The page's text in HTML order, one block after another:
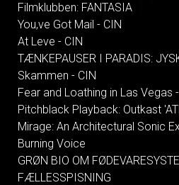
Filmklubben: FANTASIA
You,ve Got Mail - CIN
At Leve - CIN
TÆNKEPAUSER I PARADIS:
Skammen - CIN
Fear and Loathing in Las Vegas
Pitchblack Playback: Outkast
Mirage: An Architectural Sonic
Burning Voice
GRØN BIO OM
FÆLLESSPISNING